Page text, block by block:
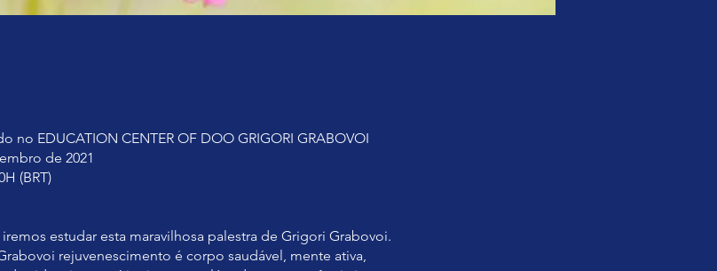
no EDUCATION CENTER OF DOO GRIGORI GRABOVOI
de 2021
(BRT)
estudar esta maravilhosa palestra de Grigori Grabovoi.
rejuvenescimento é corpo saudável, mente ativa,